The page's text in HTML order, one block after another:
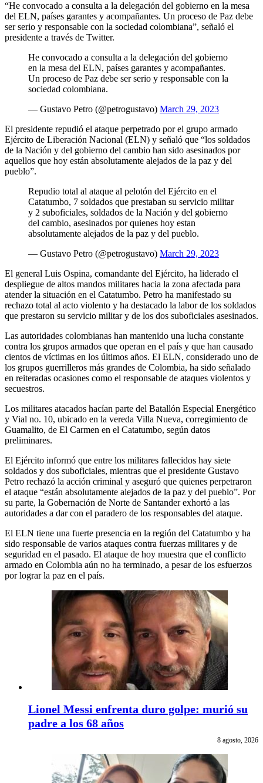
“He convocado a consulta a la delegación del gobierno en la mesa
del ELN, países garantes y acompañantes. Un proceso de Paz debe
ser serio y responsable con la sociedad colombiana”, señaló el
presidente a través de Twitter.
He convocado a consulta a la delegación del gobierno
en la mesa del ELN, países garantes y acompañantes.
Un proceso de Paz debe ser serio y responsable con la
sociedad colombiana.
— Gustavo Petro (@petrogustavo) March 29, 2023
El presidente repudió el ataque perpetrado por el grupo armado
Ejército de Liberación Nacional (ELN) y señaló que “los soldados
de la Nación y del gobierno del cambio han sido asesinados por
aquellos que hoy están absolutamente alejados de la paz y del
pueblo”.
Repudio total al ataque al pelotón del Ejército en el
Catatumbo, 7 soldados que prestaban su servicio militar
y 2 suboficiales, soldados de la Nación y del gobierno
del cambio, asesinados por quienes hoy estan
absolutamente alejados de la paz y del pueblo.
— Gustavo Petro (@petrogustavo) March 29, 2023
El general Luis Ospina, comandante del Ejército, ha liderado el
despliegue de altos mandos militares hacia la zona afectada para
atender la situación en el Catatumbo. Petro ha manifestado su
rechazo total al acto violento y ha destacado la labor de los soldados
que prestaron su servicio militar y de los dos suboficiales asesinados.
Las autoridades colombianas han mantenido una lucha constante
contra los grupos armados que operan en el país y que han causado
cientos de víctimas en los últimos años. El ELN, considerado uno de
los grupos guerrilleros más grandes de Colombia, ha sido señalado
en reiteradas ocasiones como el responsable de ataques violentos y
secuestros.
Los militares atacados hacían parte del Batallón Especial Energético
y Vial no. 10, ubicado en la vereda Villa Nueva, corregimiento de
Guamalito, de El Carmen en el Catatumbo, según datos
preliminares.
El Ejército informó que entre los militares fallecidos hay siete
soldados y dos suboficiales, mientras que el presidente Gustavo
Petro rechazó la acción criminal y aseguró que quienes perpetraron
el ataque “están absolutamente alejados de la paz y del pueblo”. Por
su parte, la Gobernación de Norte de Santander exhortó a las
autoridades a dar con el paradero de los responsables del ataque.
El ELN tiene una fuerte presencia en la región del Catatumbo y ha
sido responsable de varios ataques contra fuerzas militares y de
seguridad en el pasado. El ataque de hoy muestra que el conflicto
armado en Colombia aún no ha terminado, a pesar de los esfuerzos
por lograr la paz en el país.
Lionel Messi enfrenta duro golpe: murió su
padre a los 68 años
8 agosto, 2026